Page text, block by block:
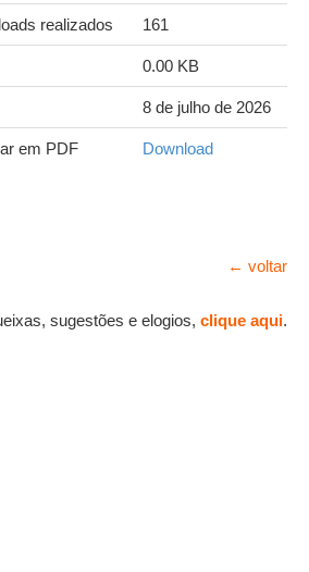
realizados 161
0.00 KB
8 de julho de 2026
em PDF Download
← voltar
sugestões e elogios, clique aqui.